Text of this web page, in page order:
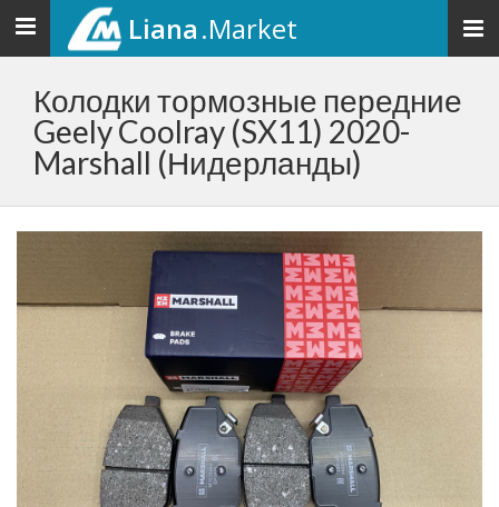
Toggle
navigation
Liana.Market
Колодки тормозные передние
Geely Coolray (SX11) 2020-
Marshall (Нидерланды)